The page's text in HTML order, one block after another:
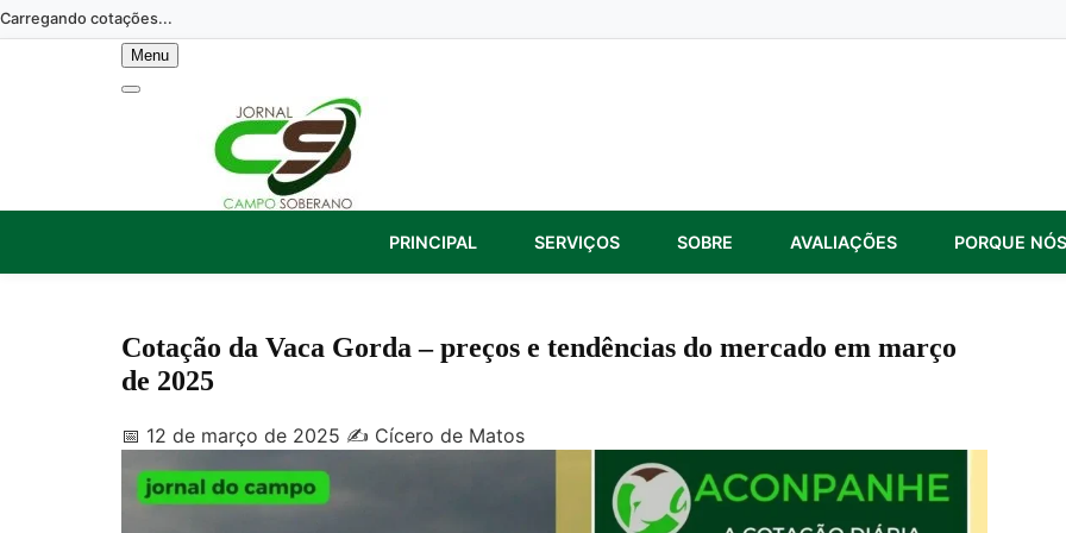
Skip
to
Carregando cotações...
Menu
PRINCIPAL SERVIÇOS SOBRE AVALIAÇÕES PORQUE NÓS
Cotação da Vaca Gorda – preços e tendências do mercado em março
de 2025
📅 12 de março de 2025 ✍️ Cícero de Matos